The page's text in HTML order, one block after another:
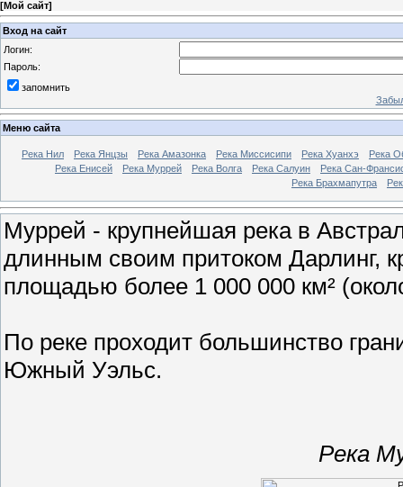
[Мой сайт]
Вход на сайт
Логин:
Пароль:
запомнить
Меню сайта
Река Нил Река Янцзы Река Амазонка Река Миссисипи Река Хуанхэ
Река
Река Енисей
Река Муррей Река Волга Река Салуин
Река Сан-
Река Брахмапутра
Муррей - крупнейшая река в
длинным своим притоком Дарлинг,
площадью более 1 000 000 км²
По реке проходит большинство
Южный Уэльс.
Река